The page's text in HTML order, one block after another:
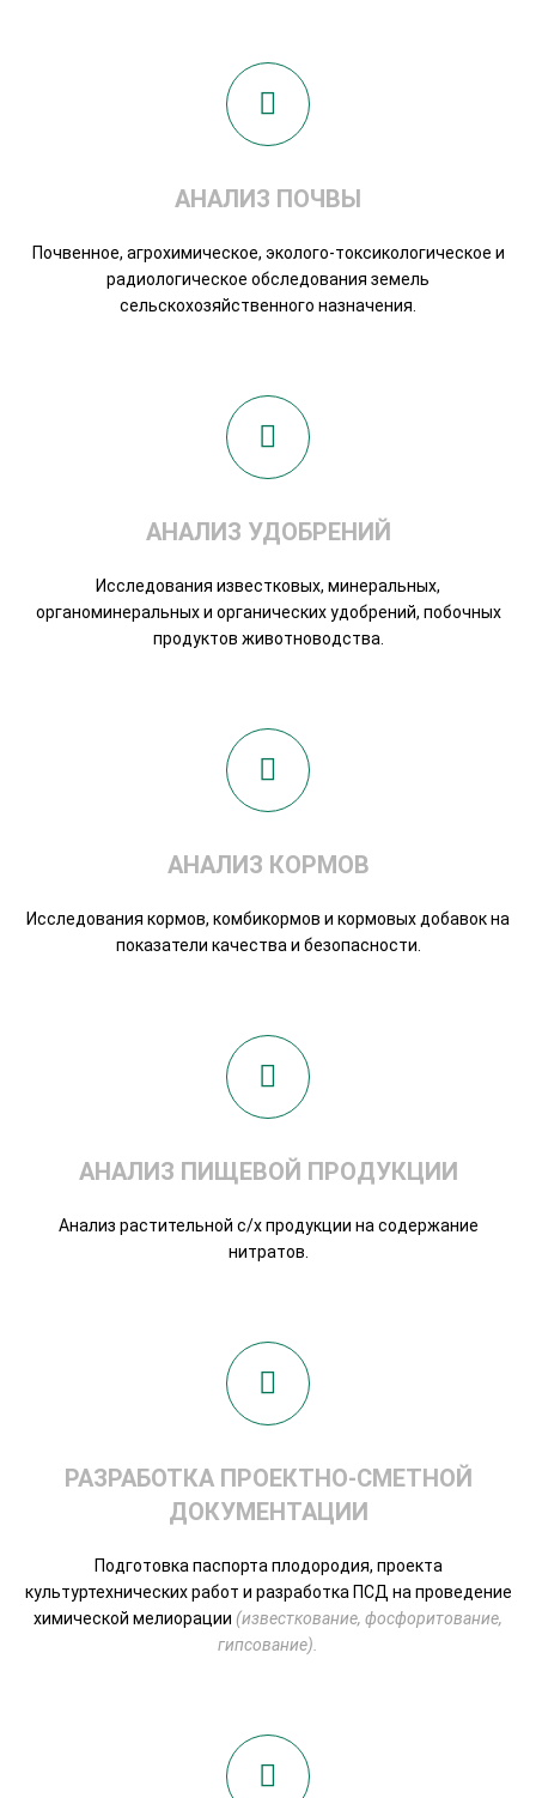
АНАЛИЗ ПОЧВЫ
Почвенное, агрохимическое, эколого-токсикологическое и
радиологическое обследования земель
сельскохозяйственного назначения.
АНАЛИЗ УДОБРЕНИЙ
Исследования известковых, минеральных,
органоминеральных и органических удобрений, побочных
продуктов животноводства.
АНАЛИЗ КОРМОВ
Исследования кормов, комбикормов и кормовых добавок на
показатели качества и безопасности.
АНАЛИЗ ПИЩЕВОЙ ПРОДУКЦИИ
Анализ растительной с/х продукции на содержание
нитратов.
РАЗРАБОТКА ПРОЕКТНО-СМЕТНОЙ
ДОКУМЕНТАЦИИ
Подготовка паспорта плодородия, проекта
культуртехнических работ и разработка ПСД на проведение
химической мелиорации (известкование, фосфоритование,
гипсование).